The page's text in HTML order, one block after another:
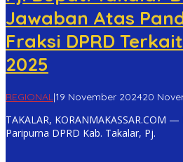
Jawaban Atas
Fraksi DPRD
2025
REGIONAL|19 November 202420
TAKALAR, KORANMAKASSAR.COM
Paripurna DPRD Kab. Takalar, Pj.